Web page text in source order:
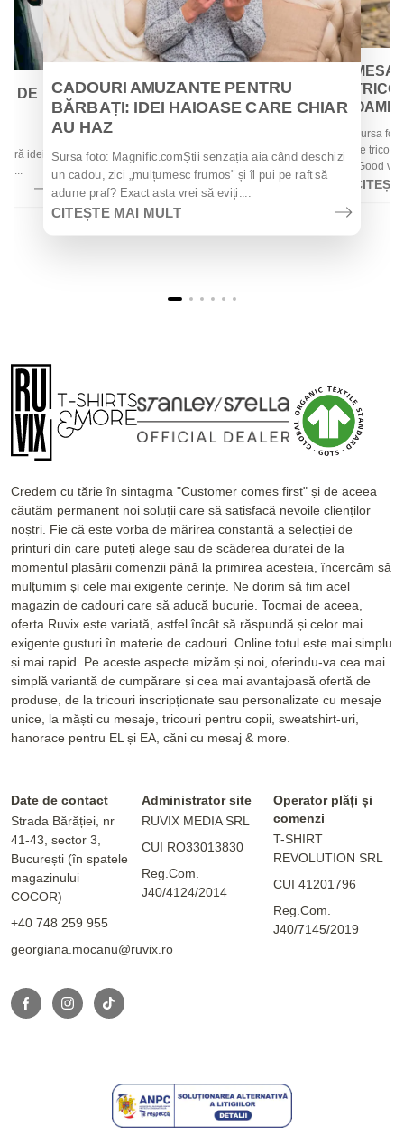
DE
idei
CADOURI AMUZANTE PENTRU
BĂRBAȚI: IDEI HAIOASE CARE CHIAR
AU HAZ
Sursa foto: Magnific.comȘtii senzația aia când deschizi
un cadou, zici „mulțumesc frumos" și îl pui pe raft să
adune praf? Exact asta vrei să eviți....
CITEȘTE MAI MULT
Sursa
de
„Good
Credem cu tărie în sintagma "Customer comes first" și de aceea
căutăm permanent noi soluții care să satisfacă nevoile clienților
noștri. Fie că este vorba de mărirea constantă a selecției de
printuri din care puteți alege sau de scăderea duratei de la
momentul plasării comenzii până la primirea acesteia, încercăm să
mulțumim și cele mai exigente cerințe. Ne dorim să fim acel
magazin de cadouri care să aducă bucurie. Tocmai de aceea,
oferta Ruvix este variată, astfel încât să răspundă și celor mai
exigente gusturi în materie de cadouri. Online totul este mai simplu
și mai rapid. Pe aceste aspecte mizăm și noi, oferindu-va cea mai
simplă variantă de cumpărare și cea mai avantajoasă ofertă de
produse, de la tricouri inscripționate sau personalizate cu mesaje
unice, la măști cu mesaje, tricouri pentru copii, sweatshirt-uri,
hanorace pentru EL și EA, căni cu mesaj & more.
Date de contact
Strada Bărăției, nr
41-43, sector 3,
București (în spatele
magazinului
COCOR)
+40 748 259 955
georgiana.mocanu@ruvix.ro
Administrator site
RUVIX MEDIA SRL
CUI RO33013830
Reg.Com.
J40/4124/2014
Operator plăți și
comenzi
T-SHIRT
REVOLUTION SRL
CUI 41201796
Reg.Com.
J40/7145/2019